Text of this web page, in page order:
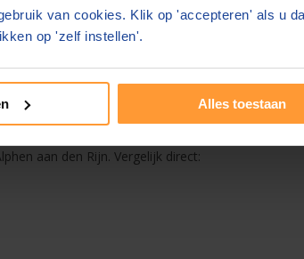
van cookies. Klik op 'accepteren' als u
op 'zelf instellen'.
Alles toestaan
naar de actuele tarieven voor een aantal
op basis van ons overzicht bij vier notarissen
aan den Rijn. Vergelijk direct: